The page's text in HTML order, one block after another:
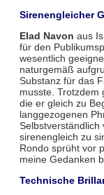
Sirenengleicher
Elad Navon aus
für den
wesentlich
naturgemäß
Substanz für das
musste. Trotzdem
die er gleich zu
langgezogenen
sirenengleich zu
Rondo sprüht vor
meine Gedanken
Technische